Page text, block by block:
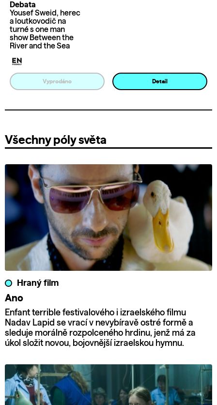
Debata
Yousef Sweid, herec
a loutkovodič na
turné s one man
show Between the
River and the Sea
Vyprodáno Detail
Všechny póly světa
Hraný film
Ano
Enfant terrible festivalového i izraelského filmu
Nadav Lapid se vrací v nevybíravě ostré formě a
sleduje morálně rozpolceného hrdinu, jenž má za
úkol složit novou, bojovnější izraelskou hymnu.